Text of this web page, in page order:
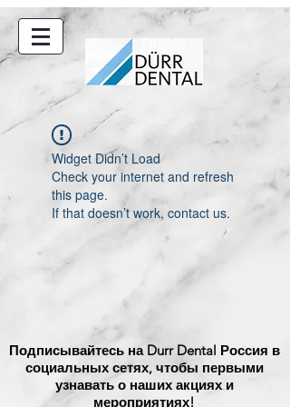
Widget Didn’t Load
Check your internet and refresh
this page.
If that doesn’t work, contact us.
Подписывайтесь на Durr Dental Россия в
социальных сетях, чтобы первыми
узнавать о наших акциях и
мероприятиях!